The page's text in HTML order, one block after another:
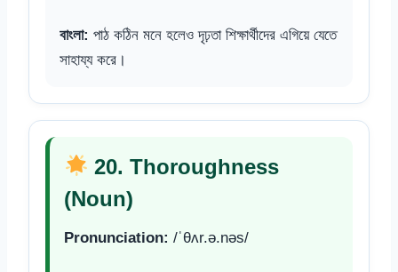
বাংলা: পাঠ কঠিন মনে হলেও দৃঢ়তা শিক্ষার্থীদের এগিয়ে যেতে
সাহায্য করে।
20. Thoroughness
(Noun)
Pronunciation: /ˈθʌr.ə.nəs/